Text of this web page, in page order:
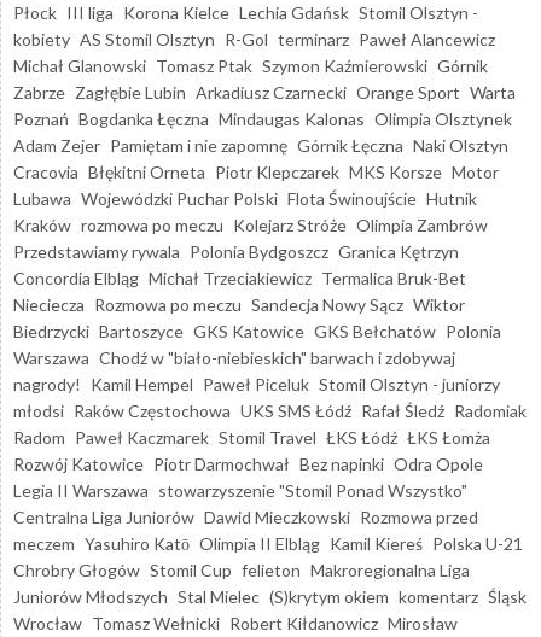
Płock III liga Korona Kielce Lechia Gdańsk Stomil Olsztyn -
kobiety AS Stomil Olsztyn R-Gol terminarz Paweł Alancewicz
Michał Glanowski Tomasz Ptak Szymon Kaźmierowski Górnik
Zabrze Zagłębie Lubin Arkadiusz Czarnecki Orange Sport Warta
Poznań Bogdanka Łęczna Mindaugas Kalonas Olimpia Olsztynek
Adam Zejer Pamiętam i nie zapomnę Górnik Łęczna Naki Olsztyn
Cracovia Błękitni Orneta Piotr Klepczarek MKS Korsze Motor
Lubawa Wojewódzki Puchar Polski Flota Świnoujście Hutnik
Kraków rozmowa po meczu Kolejarz Stróże Olimpia Zambrów
Przedstawiamy rywala Polonia Bydgoszcz Granica Kętrzyn
Concordia Elbląg Michał Trzeciakiewicz Termalica Bruk-Bet
Nieciecza Rozmowa po meczu Sandecja Nowy Sącz Wiktor
Biedrzycki Bartoszyce GKS Katowice GKS Bełchatów Polonia
Warszawa Chodź w "biało-niebieskich" barwach i zdobywaj
nagrody!
Kamil Hempel Paweł Piceluk Stomil Olsztyn - juniorzy
młodsi Raków Częstochowa UKS SMS Łódź Rafał Śledź Radomiak
Radom Paweł Kaczmarek Stomil Travel ŁKS Łódź ŁKS Łomża
Rozwój Katowice Piotr Darmochwał Bez napinki Odra Opole
Legia II Warszawa stowarzyszenie "Stomil Ponad Wszystko"
Centralna Liga Juniorów Dawid Mieczkowski Rozmowa przed
meczem Yasuhiro Katō Olimpia II Elbląg Kamil Kiereś Polska U-21
Chrobry Głogów Stomil Cup felieton Makroregionalna Liga
Juniorów Młodszych Stal Mielec (S)krytym okiem komentarz Śląsk
Wrocław Tomasz Wełnicki Robert Kiłdanowicz Mirosław